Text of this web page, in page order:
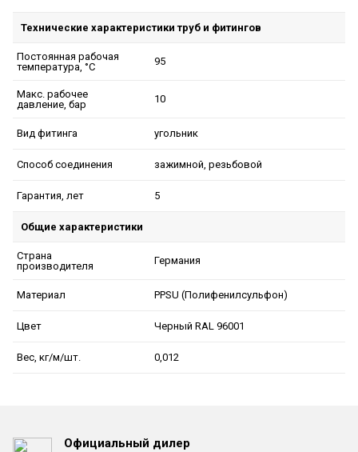
Технические характеристики труб и фитингов
Постоянная рабочая
температура, °C
95
Макс. рабочее
давление, бар
10
Вид фитинга угольник
Способ соединения зажимной, резьбовой
Гарантия, лет 5
Общие характеристики
Страна
производителя
Германия
Материал PPSU (Полифенилсульфон)
Цвет Черный RAL 96001
Вес, кг/м/шт. 0,012
Официальный дилер